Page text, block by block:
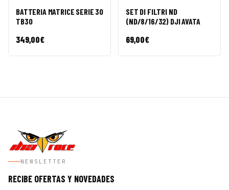
RÁPIDA
CESTA
BATTERIA MATRICE SERIE 30
TB30
349,00€
RÁPIDA
CESTA
SET DI FILTRI ND
(ND/8/16/32) DJI AVATA
69,00€
NEWSLETTER
RECIBE OFERTAS Y NOVEDADES